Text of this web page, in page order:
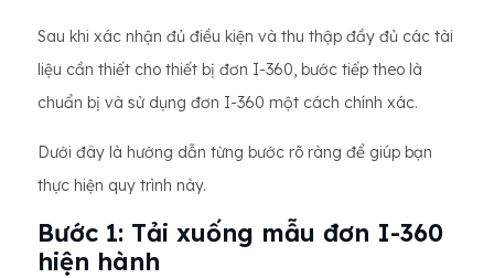
Sau khi xác nhận đủ điều kiện và thu thập đầy đủ các tài
liệu cần thiết cho thiết bị đơn I-360, bước tiếp theo là
chuẩn bị và sử dụng đơn I-360 một cách chính xác.
Dưới đây là hướng dẫn từng bước rõ ràng để giúp bạn
thực hiện quy trình này.
Bước 1: Tải xuống mẫu đơn I-360
hiện hành